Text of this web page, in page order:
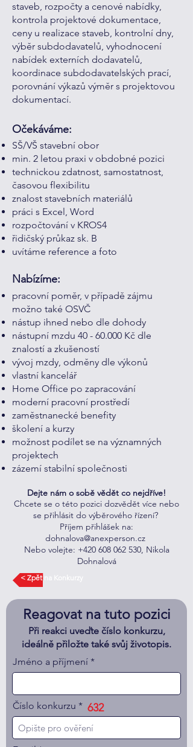
staveb, rozpočty a cenové nabídky,
kontrola projektové dokumentace,
ceny u realizace staveb, kontrolní dny,
výběr subdodavatelů, vyhodnocení
nabídek externích dodavatelů,
koordinace subdodavatelských prací,
porovnání výkazů výměr s projektovou
dokumentací.
Očekáváme:
SŠ/VŠ stavební obor
min. 2 letou praxi v obdobné pozici
technickou zdatnost, samostatnost,
časovou flexibilitu
znalost stavebních materiálů
práci s Excel, Word
rozpočtování v KROS4
řidičský průkaz sk. B
uvítáme reference a foto
Nabízíme:
pracovní poměr, v případě zájmu
možno také OSVČ
nástup ihned nebo dle dohody
nástupní mzdu 40 - 60.000 Kč dle
znalostí a zkušeností
vývoj mzdy, odměny dle výkonů
vlastní kancelář
Home Office po zapracování
moderní pracovní prostředí
zaměstnanecké benefity
školení a kurzy
možnost podílet se na významných
projektech
zázemí stabilní společnosti
Dejte nám o sobě vědět co nejdříve!
Chcete se o této pozici dozvědět více nebo
se přihlásit do výběrového řízení?
Příjem přihlášek na:
dohnalova@anexperson.cz
Nebo volejte: +420 608 062 530, Nikola
Dohnalová
< Zpět na Konkurzy
Reagovat na tuto pozici
Při reakci uveďte číslo konkurzu,
ideálně přiložte také svůj životopis.
Jméno a příjmení
632
Číslo konkurzu